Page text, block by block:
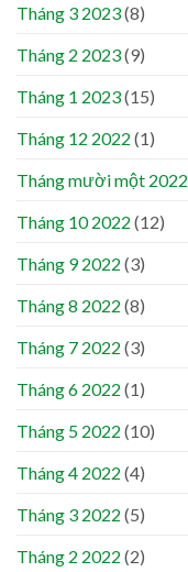
Tháng 3 2023(8)
Tháng 2 2023(9)
Tháng 1 2023(15)
Tháng 12 2022 (1)
Tháng mười một 2022
Tháng 10 2022 (12)
Tháng 9 2022 (3)
Tháng 8 2022 (8)
Tháng 7 2022 (3)
Tháng 6 2022 (1)
Tháng 5 2022 (10)
Tháng 4 2022 (4)
Tháng 3 2022 (5)
Tháng 2 2022 (2)